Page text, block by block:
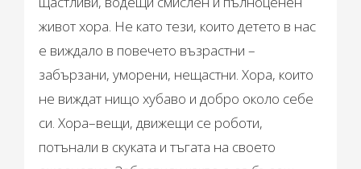
живот хора. Не като тези, които детето в нас
е виждало в повечето възрастни –
забързани, уморени, нещастни. Хора, които
не виждат нищо хубаво и добро около себе
си. Хора–вещи, движещи се роботи,
потънали в скуката и тъгата на своето